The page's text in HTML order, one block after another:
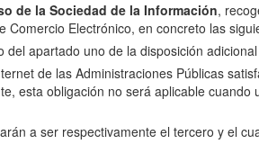
de la Sociedad de la Información,
Electrónico, en concreto las
apartado uno de la disposición
de las Administraciones Públicas
esta obligación no será aplicable
a ser respectivamente el tercero y el